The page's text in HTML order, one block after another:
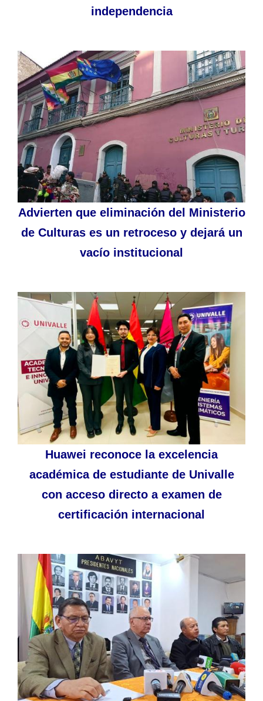
independencia
Advierten que eliminación del Ministerio
de Culturas es un retroceso y dejará un
vacío institucional
Huawei reconoce la excelencia
académica de estudiante de Univalle
con acceso directo a examen de
certificación internacional